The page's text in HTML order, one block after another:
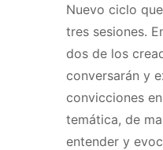
Nuevo ciclo
tres sesiones.
dos de los
conversarán y
convicciones
temática, de
entender y